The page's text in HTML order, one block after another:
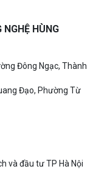
HÙNG
Đông Ngạc, Thành
Đạo, Phường Từ
và đầu tư TP Hà Nội